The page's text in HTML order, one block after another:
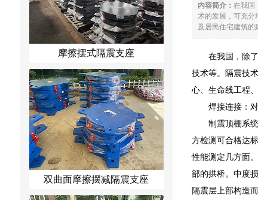
摩擦摆式隔震支座
双曲面摩擦摆减隔震支座
内容简介： 在我国
术的发展，可充分
及居民住宅建筑的
在我国，除
技术等。隔震技
心、生命线工程
焊接连接：
制震顶棚系
方检测可合格达
性能测定几方面
部的拱桥。中度
隔震层上部构造